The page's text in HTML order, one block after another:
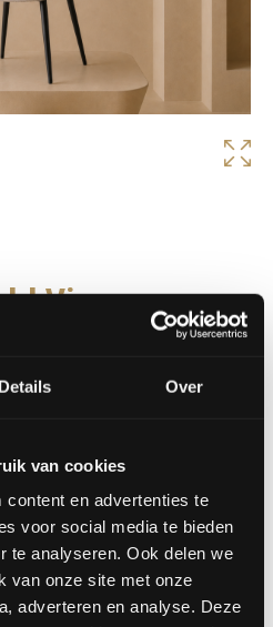
Details Over
van cookies
en advertenties te
voor social media te bieden
te analyseren. Ook delen we
van onze site met onze
adverteren en analyse. Deze
Vino
Komfort mit elegantem
Atmosphäre am Tisch.